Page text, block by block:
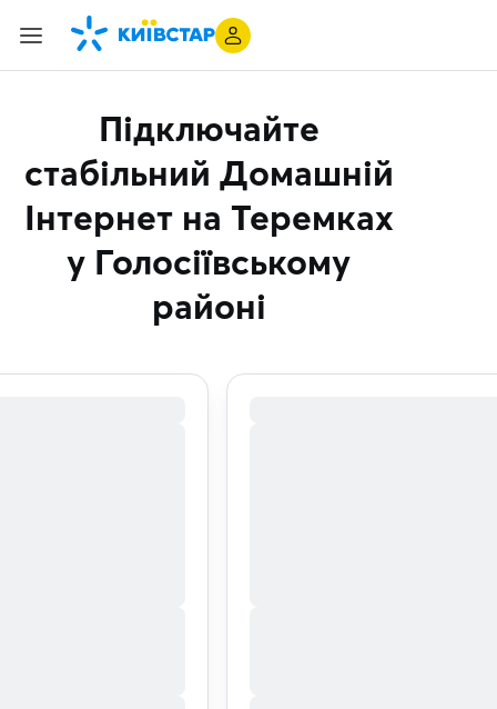
Підключайте
стабільний Домашній
Інтернет на Теремках
у Голосіївському
районі